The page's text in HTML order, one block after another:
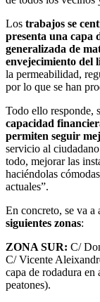
Los trabajos se
presenta una capa
generalizada de
envejecimiento del
la permeabilidad,
por lo que se han
Todo ello responde,
capacidad
permiten seguir
servicio al
todo, mejorar las
haciéndolas
actuales”.
En concreto, se va a
siguientes zonas:
ZONA SUR: C/
C/ Vicente
capa de rodadura en
peatones).